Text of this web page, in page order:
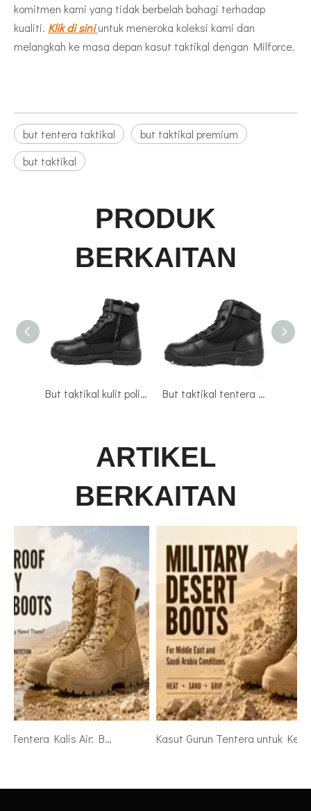
komitmen kami yang tidak berbelah bahagi terhadap
kualiti. Klik di siniuntuk meneroka koleksi kami dan
melangkah ke masa depan kasut taktikal dengan Milforce.
but tentera taktikal
but taktikal premium
but taktikal
PRODUK
BERKAITAN
But taktikal kulit polis hitam 4112 But taktikal tentera tempur hitam 4101
ARTIKEL
BERKAITAN
But Desert Tentera Kalis Air: Bilakah Askar Benar-benar Memerlukannya